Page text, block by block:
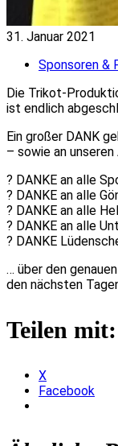
31. Januar 2021
Sponsoren &
Die Trikot-
ist endlich
Ein großer DANK
– sowie an
? DANKE an alle
? DANKE an alle
? DANKE an alle
? DANKE an alle
? DANKE
… über den
den nächsten
Teilen mit:
X
Facebook